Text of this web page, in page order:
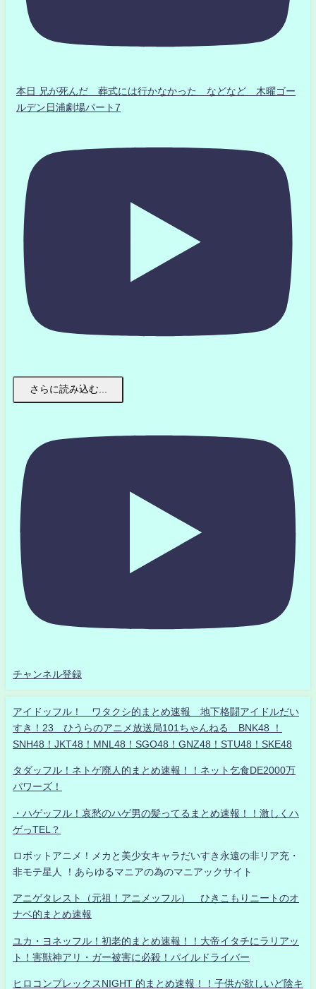
本日 兄が死んだ 葬式には行かなかった などなど 木曜ゴー
ルデン日浦劇場パート7
さらに読み込む...
チャンネル登録
アイドッフル！ ワタクシ的まとめ速報 地下格闘アイドルだい
すき！23 ひうらのアニメ放送局101ちゃんねる BNK48 ！
SNH48！JKT48！MNL48！SGO48！GNZ48！STU48！SKE48
タダッフル！ネトゲ廃人的まとめ速報！！ネット乞食DE2000万
パワーズ！
・ハゲッフル！哀愁のハゲ男の髪ってるまとめ速報！！激しくハ
ゲっTEL？
ロボットアニメ！メカと美少女キャラだいすき永遠の非リア充・
非モテ星人 ！あらゆるマニアの為のマニアックサイト
アニゲタレスト（元祖！アニメッフル） ひきこもりニートのオ
ナベ的まとめ速報
ユカ・ヨネッフル！初老的まとめ速報！！大帝イタチにラリアッ
ト！害獣神アリ・ガー被害に必殺！パイルドライバー
ヒロコンプレックスNIGHT 的まとめ速報！！子供が欲しいど陰キ